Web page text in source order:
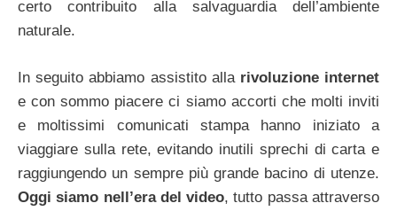
certo contribuito alla salvaguardia dell’ambiente
naturale.
In seguito abbiamo assistito alla rivoluzione internet
e con sommo piacere ci siamo accorti che molti inviti
e moltissimi comunicati stampa hanno iniziato a
viaggiare sulla rete, evitando inutili sprechi di carta e
raggiungendo un sempre più grande bacino di utenze.
Oggi siamo nell’era del video, tutto passa attraverso